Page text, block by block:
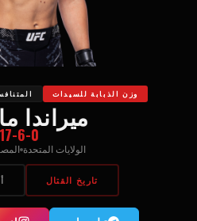
وزن الذبابة للسيدات
ميراندا
17-6-0
الولايات المتحدة
تاريخ القتال